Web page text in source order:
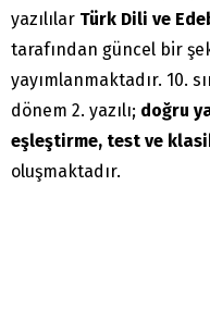
yazılılar Türk Dili ve
tarafından güncel bir
yayımlanmaktadır. 10.
dönem 2. yazılı; doğru
eşleştirme, test ve
oluşmaktadır.